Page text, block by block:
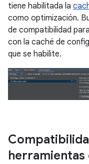
tiene habilitada la
como optimización.
de compatibilidad
con la caché de
que se habilite.